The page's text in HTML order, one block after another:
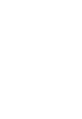
til mine børn